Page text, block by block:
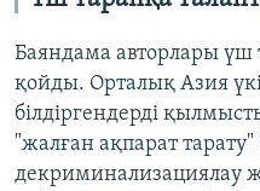
Баяндама авторлары үш
қойды. Орталық Азия
білдіргендерді
"жалған ақпарат
декриминализациялау